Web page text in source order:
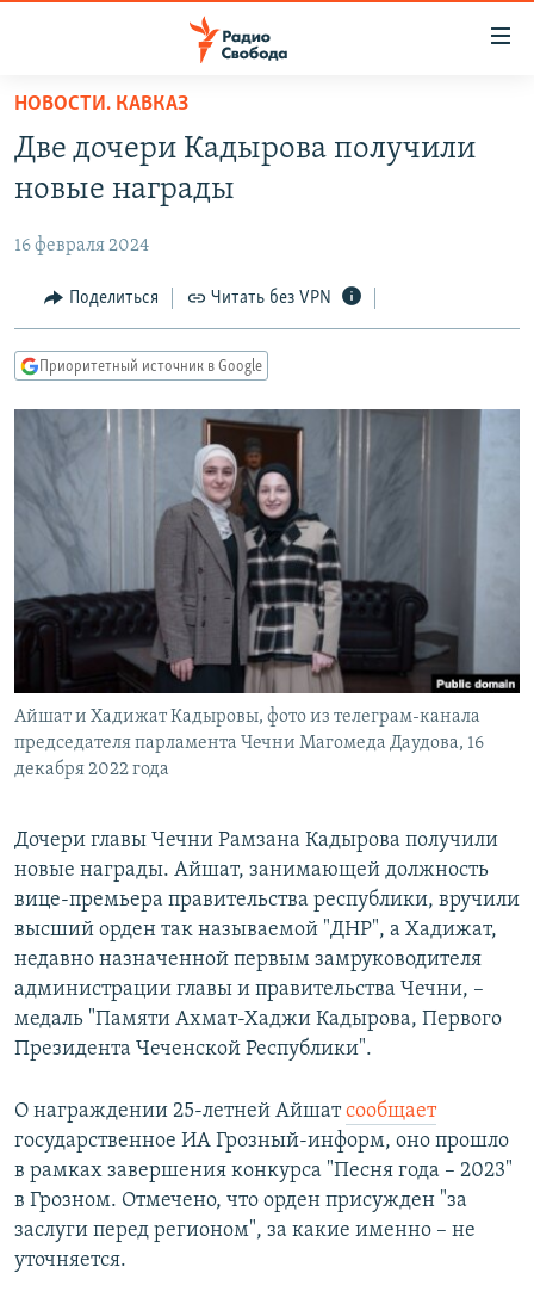
упрощенного
доступа
основному
Вернутся
главной
навигации
Вернутся
поиску
ПОДКАСТЫ
АВТОРСКИЕ ПРОЕКТЫ
ЦИТАТЫ СВОБОДЫ
МНЕНИЯ
IDEL.РЕАЛИИ
КАВКАЗ.РЕАЛИИ
СЕВЕР.РЕАЛИИ
СИБИРЬ.РЕАЛИИ
РАСПИСАНИЕ ВЕЩАНИЯ
ПОДПИШИТЕСЬ НА РАССЫЛКУ
СОЦИАЛЬНЫЕ СЕТИ
НОВОСТИ. КАВКАЗ
Две дочери Кадырова получили
новые награды
16 февраля 2024
Поделиться Читать без VPN
Приоритетный источник в Google
Айшат и Хадижат Кадыровы, фото из телеграм-канала
председателя парламента Чечни Магомеда Даудова, 16
декабря 2022 года
Дочери главы Чечни Рамзана Кадырова получили
новые награды. Айшат, занимающей должность
вице-премьера правительства республики, вручили
высший орден так называемой "ДНР", а Хадижат,
недавно назначенной первым замруководителя
администрации главы и правительства Чечни, –
медаль "Памяти Ахмат-Хаджи Кадырова, Первого
Президента Чеченской Республики".
О награждении 25-летней Айшатсообщает
государственное ИА Грозный-информ, оно прошло
в рамках завершения конкурса "Песня года – 2023"
в Грозном. Отмечено, что орден присужден "за
заслуги перед регионом", за какие именно – не
уточняется.